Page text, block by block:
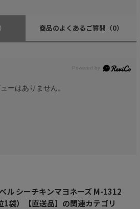
商品のよくあるご質問 （0）
ーはありません。
ル シーチキンマヨネーズ M-1312
袋）【直送品】の関連カテゴリ